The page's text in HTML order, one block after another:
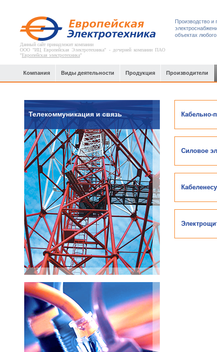
Данный сайт принадлежит компании
ООО "ИЦ Европейская Электротехника" - дочерней компании ПАО
"Европейская электротехника"
Производство и
объектах
Компания Виды деятельности Продукция Производители
Телекоммуникация и связь Кабельно-
Силовое